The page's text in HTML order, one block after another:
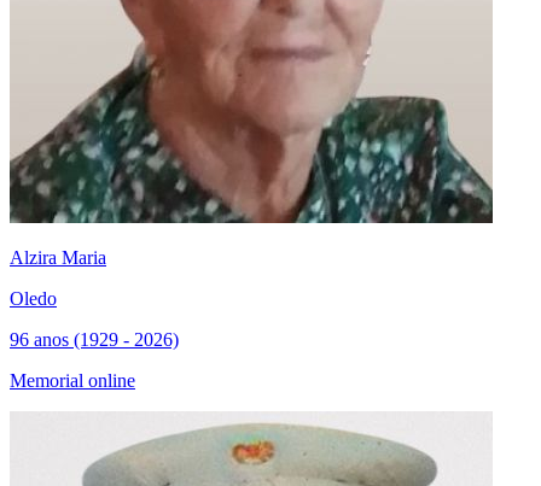
Alzira Maria
Oledo
96 anos (1929 - 2026)
Memorial online